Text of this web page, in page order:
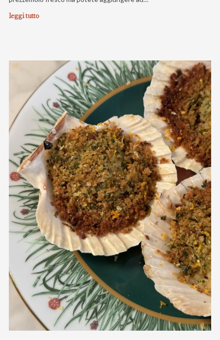
leggi tutto